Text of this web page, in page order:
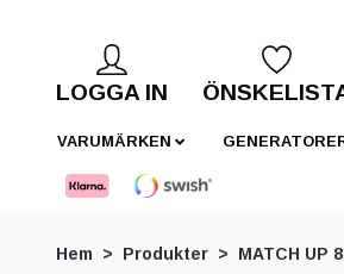
LOGGA IN
VARUMÄRKEN
Hem Produkter MATCH UP